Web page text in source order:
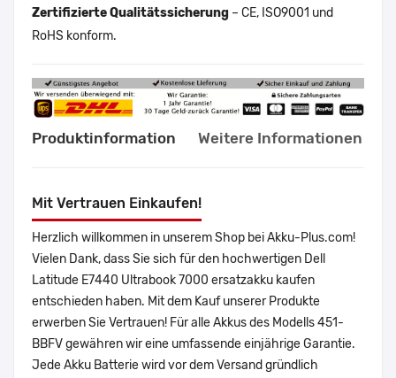
Zertifizierte Qualitätssicherung – CE, ISO9001 und
RoHS konform.
Produktinformation Weitere Informationen
Mit Vertrauen Einkaufen!
Herzlich willkommen in unserem Shop bei Akku-Plus.com!
Vielen Dank, dass Sie sich für den hochwertigen Dell
Latitude E7440 Ultrabook 7000 ersatzakku kaufen
entschieden haben. Mit dem Kauf unserer Produkte
erwerben Sie Vertrauen! Für alle Akkus des Modells 451-
BBFV gewähren wir eine umfassende einjährige Garantie.
Jede Akku Batterie wird vor dem Versand gründlich